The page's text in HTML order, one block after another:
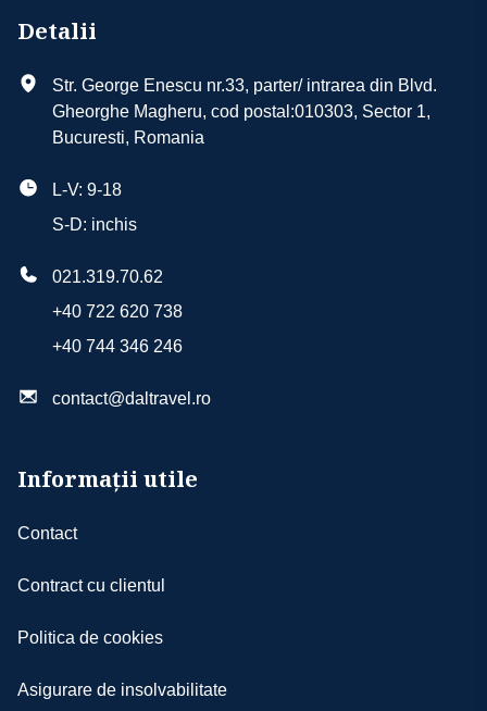
Detalii
Str. George Enescu nr.33, parter/ intrarea din Blvd.
Gheorghe Magheru, cod postal:010303, Sector 1,
Bucuresti, Romania
L-V: 9-18
S-D: inchis
021.319.70.62
+40 722 620 738
+40 744 346 246
contact@daltravel.ro
Informații utile
Contact
Contract cu clientul
Politica de cookies
Asigurare de insolvabilitate